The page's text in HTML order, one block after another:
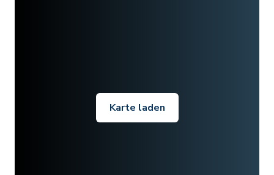
Karte laden